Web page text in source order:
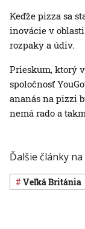
Keďže pizza sa
inovácie v
rozpaky a údiv.
Prieskum, ktorý
spoločnosť
ananás na pizzi
nemá rado a
Ďalšie články na
Veľká Británia